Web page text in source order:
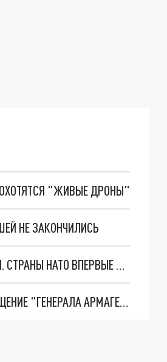
"ЖИВЫЕ ДРОНЫ"
НЕ ЗАКОНЧИЛИСЬ
"ОЧЕНЬ ПЛОХИЕ НОВОСТИ": БОЛЬШАЯ ОШИБКА PALANTIR В РОССИИ. СТРАНЫ НАТО ВПЕРВЫЕ ЗА СВО ОСТАНОВИЛИ ПОСТАВКИ ОРУЖИЯ. ВСУ ТЕРЯЮТ ПРИГРАНИЧЬЕ?
ТРИ ГЛАВНЫХ ИНСАЙДА ОБ СВО. ОТМЕНА МОБИЛИЗАЦИИ И ВОЗВРАЩЕНИЕ "ГЕНЕРАЛА АРМАГЕДДОНА"? ОТЛИЧНЫЕ НОВОСТИ, КОТОРЫЕ ЖДАЛИ ВСЕ